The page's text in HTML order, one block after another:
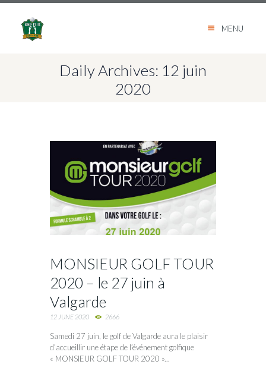
MENU
Daily Archives: 12 juin
2020
MONSIEUR GOLF TOUR
2020 – le 27 juin à
Valgarde
12 JUNE 2020 2666
Samedi 27 juin, le golf de Valgarde aura le plaisir
d’accueillir une étape de l’événement golfique
« MONSIEUR GOLF TOUR 2020 »...